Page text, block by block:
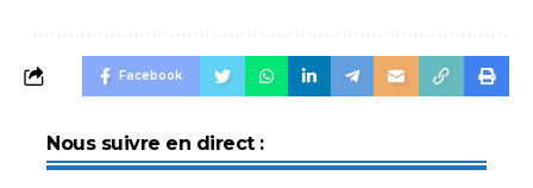
Facebook
Nous suivre en direct :